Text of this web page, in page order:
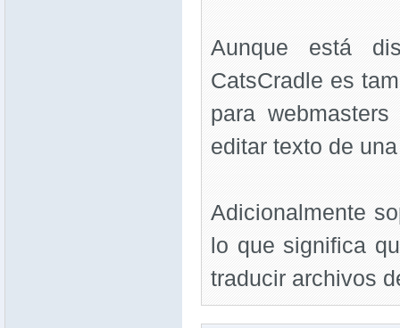
Aunque está
CatsCradle es
para
editar texto de
Adicionalmente
lo que significa
traducir archivos